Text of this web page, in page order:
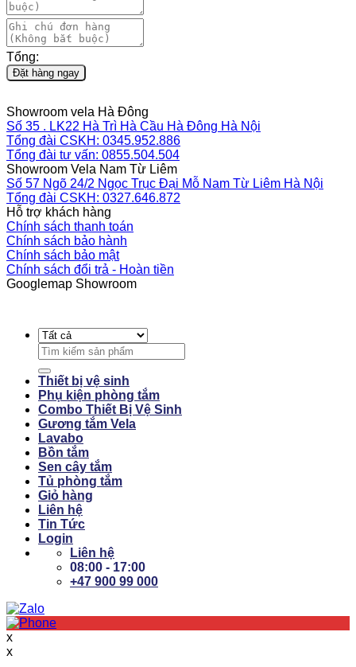
Tổng:
Đặt hàng ngay
Showroom vela Hà Đông
Số 35 . LK22 Hà Trì Hà Cầu Hà Đông Hà Nội
Tổng đài CSKH: 0345.952.886
Tổng đài tư vấn: 0855.504.504
Showroom Vela Nam Từ Liêm
Số 57 Ngõ 24/2 Ngọc Trục Đại Mỗ Nam Từ Liêm Hà Nội
Tổng đài CSKH: 0327.646.872
Hỗ trợ khách hàng
Chính sách thanh toán
Chính sách bảo hành
Chính sách bảo mật
Chính sách đổi trả - Hoàn tiền
Googlemap Showroom
Search
for:
Thiết bị vệ sinh
Phụ kiện phòng tắm
Combo Thiết Bị Vệ Sinh
Gương tắm Vela
Lavabo
Bồn tắm
Sen cây tắm
Tủ phòng tắm
Giỏ hàng
Liên hệ
Tin Tức
Login
Liên hệ
08:00 - 17:00
+47 900 99 000
x
x